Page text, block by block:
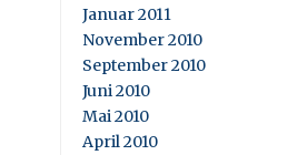
Januar 2011
November 2010
September 2010
Juni 2010
Mai 2010
April 2010